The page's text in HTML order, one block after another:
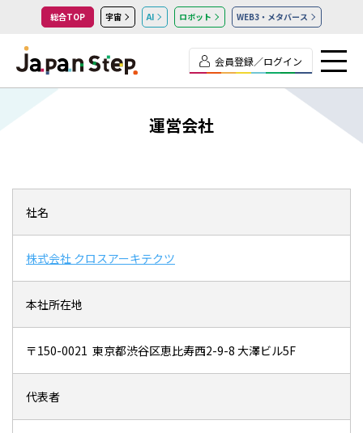
総合TOP 宇宙 AI ロボット WEB3・メタバース
会員登録／ログイン
運営会社
社名
株式会社 クロスアーキテクツ
本社所在地
〒150-0021 東京都渋谷区恵比寿西2-9-8 大澤ビル5F
代表者